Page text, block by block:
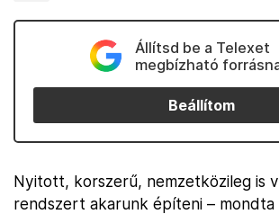
Állítsd be a Telexet
megbízható
Beállítom
Nyitott, korszerű, nemzetközileg is
rendszert akarunk építeni –